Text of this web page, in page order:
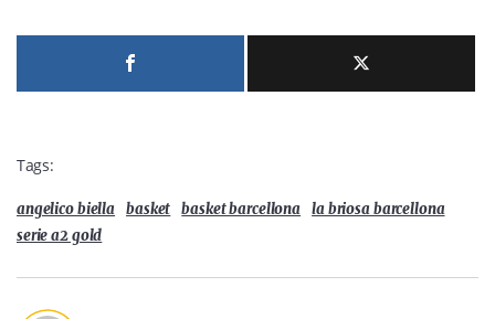
Tags:
angelico biella basket basket barcellona la briosa barcellona
serie a2 gold